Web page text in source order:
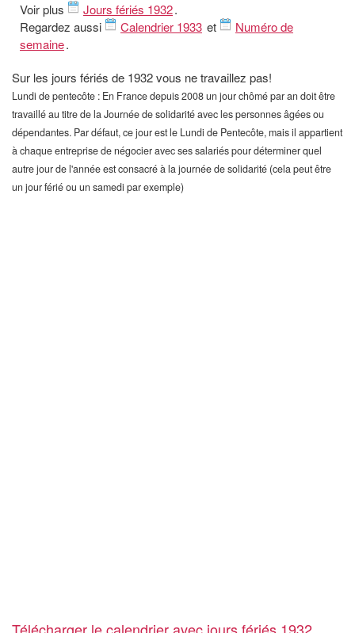
Voir plus
Jours fériés 1932.
Regardez aussi
Calendrier 1933 et
Numéro de
semaine.
Sur les jours fériés de 1932 vous ne travaillez pas!
Lundi de pentecôte : En France depuis 2008 un jour chômé par an doit être
travaillé au titre de la Journée de solidarité avec les personnes âgées ou
dépendantes. Par défaut, ce jour est le Lundi de Pentecôte, mais il appartient
à chaque entreprise de négocier avec ses salariés pour déterminer quel
autre jour de l'année est consacré à la journée de solidarité (cela peut être
un jour férié ou un samedi par exemple)